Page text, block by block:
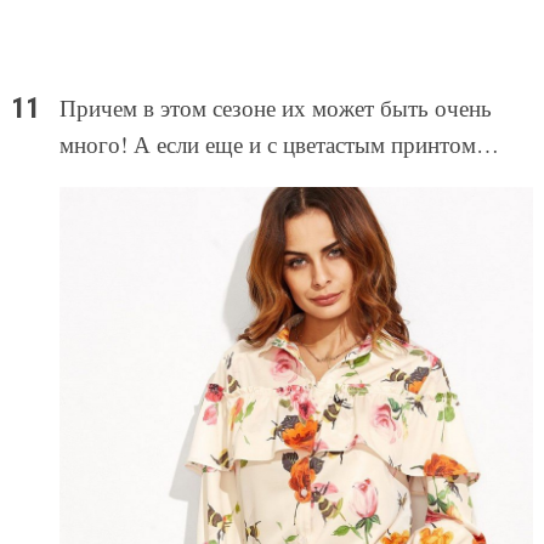
Причем в этом сезоне их может быть очень
много! А если еще и с цветастым принтом…